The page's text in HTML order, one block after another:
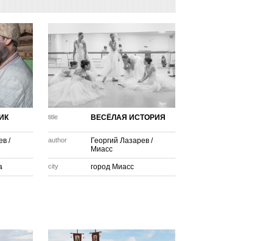
/
title ВЕСЁЛАЯ ИСТОРИЯ
author Георгий Лазарев /
Миасс
city город Миасс